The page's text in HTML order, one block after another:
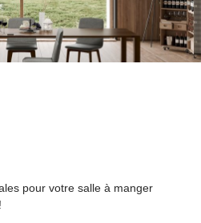
pour votre salle à manger